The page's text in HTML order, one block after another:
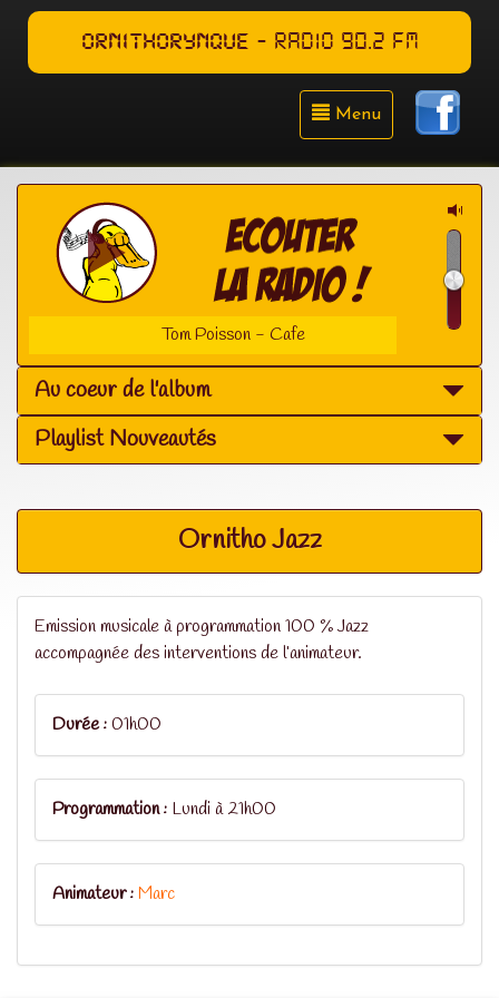
ORNITHORYNQUE - RADIO 90.2 FM
Menu
Tom Poisson - Cafe
Au coeur de l'album
Playlist Nouveautés
Ornitho Jazz
Emission musicale à programmation 100 % Jazz
accompagnée des interventions de l’animateur.
Durée :01h00
Programmation : Lundi à 21h00
Animateur :Marc